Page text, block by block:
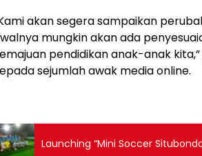
akan segera sampaikan
mungkin akan ada
pendidikan anak-anak
sejumlah awak media online.
Launching “Mini Soccer